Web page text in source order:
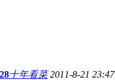
28十年看菜 2011-8-21 23:47